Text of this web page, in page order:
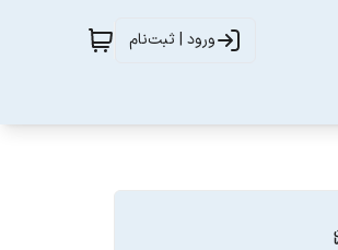
ورود | ثبت‌نام